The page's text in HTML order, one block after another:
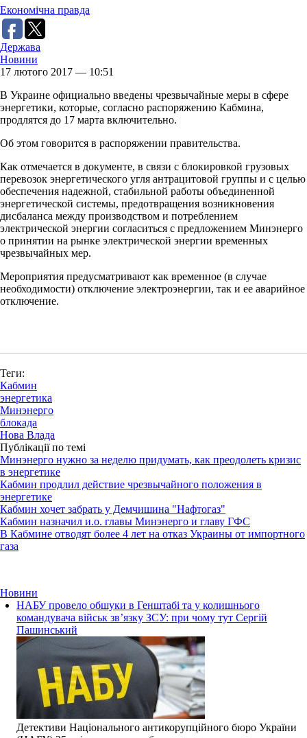
Економічна правда
Держава
Новини
17 лютого 2017 — 10:51
В Украине официально введены чрезвычайные меры в сфере
энергетики, которые, согласно распоряжению Кабмина,
продлятся до 17 марта включительно.
Об этом говорится в распоряжении правительства.
Как отмечается в документе, в связи с блокировкой грузовых
перевозок энергетического угля антрацитовой группы и с целью
обеспечения надежной, стабильной работы объединенной
энергетической системы, предотвращения возникновения
дисбаланса между производством и потреблением
электрической энергии согласиться с предложением Минэнерго
о принятии на рынке электрической энергии временных
чрезвычайных мер.
Мероприятия предусматривают как временное (в случае
необходимости) отключение электроэнергии, так и ее аварийное
отключение.
Теги:
Кабмин
энергетика
Минэнерго
блокада
Нова Влада
Публікації по темі
Минэнерго нужно за неделю придумать, как преодолеть кризис
в энергетике
Кабмин продлил действие чрезвычайного положения в
энергетике
Кабмин хочет забрать у Демчишина "Нафтогаз"
Кабмин назначил и.о. главы Минэнерго и главу ГФС
В Кабмине отводят более 4 лет на отказ Украины от импортного
газа
Новини
НАБУ провело обшуки в Генштабі та у колишнього
командувача військ зв’язку ЗСУ: при чому тут Сергій
Пашинський
Детективи Національного антикорупційного бюро України